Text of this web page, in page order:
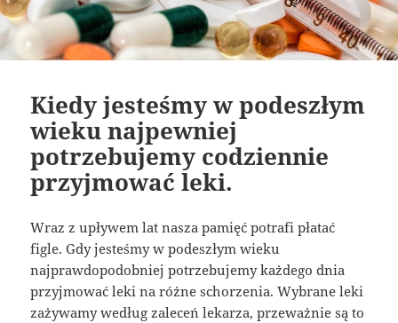
Kiedy jesteśmy w podeszłym
wieku najpewniej
potrzebujemy codziennie
przyjmować leki.
Wraz z upływem lat nasza pamięć potrafi płatać
figle. Gdy jesteśmy w podeszłym wieku
najprawdopodobniej potrzebujemy każdego dnia
przyjmować leki na różne schorzenia. Wybrane leki
zażywamy według zaleceń lekarza, przeważnie są to